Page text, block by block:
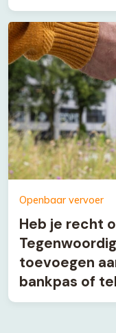
Openbaar vervoer
Heb je recht
toevoegen
bankpas of